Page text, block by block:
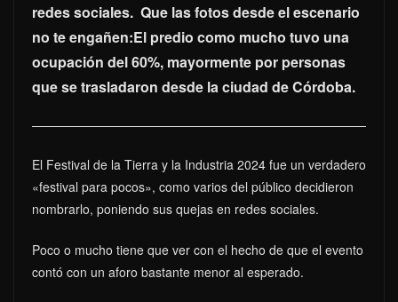
redes sociales. Que las fotos desde el escenario
no te engañen:El predio como mucho tuvo una
ocupación del 60%, mayormente por personas
que se trasladaron desde la ciudad de Córdoba.
El Festival de la Tierra y la Industria 2024 fue un verdadero
«festival para pocos», como varios del público decidieron
nombrarlo, poniendo sus quejas en redes sociales.
Poco o mucho tiene que ver con el hecho de que el evento
contó con un aforo bastante menor al esperado.